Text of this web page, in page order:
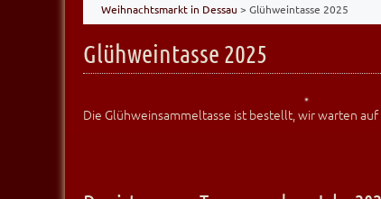
Weihnachtsmarkt in Dessau > Glühweintasse 2025
Glühweintasse 2025
Die Glühweinsammeltasse ist bestellt, wir warten